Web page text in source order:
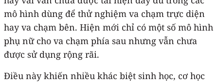
mô hình dùng để thử nghiệm va chạm trực diện
hay va chạm bên. Hiện mới chỉ có một số mô hình
phụ nữ cho va chạm phía sau nhưng vẫn chưa
được sử dụng rộng rãi.
Điều này khiến nhiều khác biệt sinh học, cơ học